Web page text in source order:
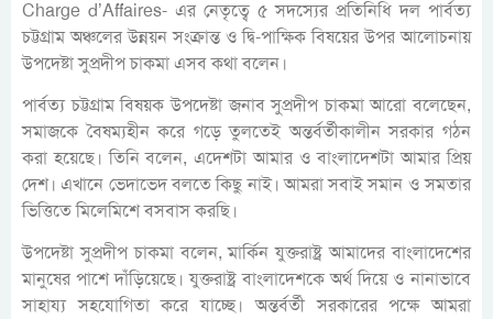
Charge d’Affaires- এর নেতৃত্বে ৫ সদস্যের প্রতিনিধি দল পার্বত্য
চট্টগ্রাম অঞ্চলের উন্নয়ন সংক্রান্ত ও দ্বি-পাক্ষিক বিষয়ের উপর আলোচনায়
উপদেষ্টা সুপ্রদীপ চাকমা এসব কথা বলেন।
পার্বত্য চট্টগ্রাম বিষয়ক উপদেষ্টা জনাব সুপ্রদীপ চাকমা আরো বলেছেন,
সমাজকে বৈষম্যহীন করে গড়ে তুলতেই অন্তর্বর্তীকালীন সরকার গঠন
করা হয়েছে। তিনি বলেন, এদেশটা আমার ও বাংলাদেশটা আমার প্রিয়
দেশ। এখানে ভেদাভেদ বলতে কিছু নাই। আমরা সবাই সমান ও সমতার
ভিত্তিতে মিলেমিশে বসবাস করছি।
উপদেষ্টা সুপ্রদীপ চাকমা বলেন, মার্কিন যুক্তরাষ্ট্র আমাদের বাংলাদেশের
মানুষের পাশে দাঁড়িয়েছে। যুক্তরাষ্ট্র বাংলাদেশকে অর্থ দিয়ে ও নানাভাবে
সাহায্য সহযোগিতা করে যাচ্ছে। অন্তর্বর্তী সরকারের পক্ষে আমরা